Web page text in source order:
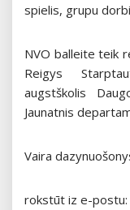
spielis, grupu
NVO balleite teik
Reigys
augstškolis
Jaunatnis
Vaira
rokstūt iz e-postu: